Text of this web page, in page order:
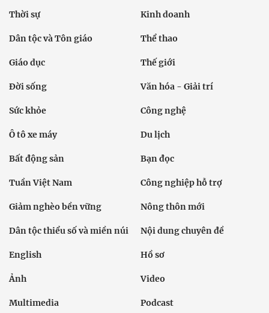
Thời sự Kinh doanh
Dân tộc và Tôn giáo Thể thao
Giáo dục Thế giới
Đời sống Văn hóa - Giải trí
Sức khỏe Công nghệ
Ô tô xe máy Du lịch
Bất động sản Bạn đọc
Tuần Việt Nam Công nghiệp hỗ trợ
Giảm nghèo bền vững Nông thôn mới
Dân tộc thiểu số và miền núi Nội dung chuyên đề
English Hồ sơ
Ảnh Video
Multimedia Podcast